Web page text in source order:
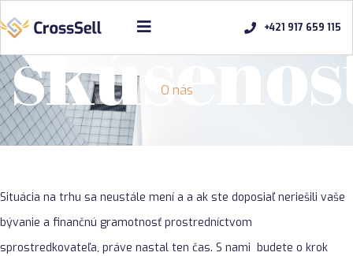
+421 917 659 115
O nás
Situácia na trhu sa neustále mení a a ak ste doposiaľ neriešili vaše
bývanie a finančnú gramotnosť prostredníctvom
sprostredkovateľa, práve nastal ten čas. S nami budete o krok